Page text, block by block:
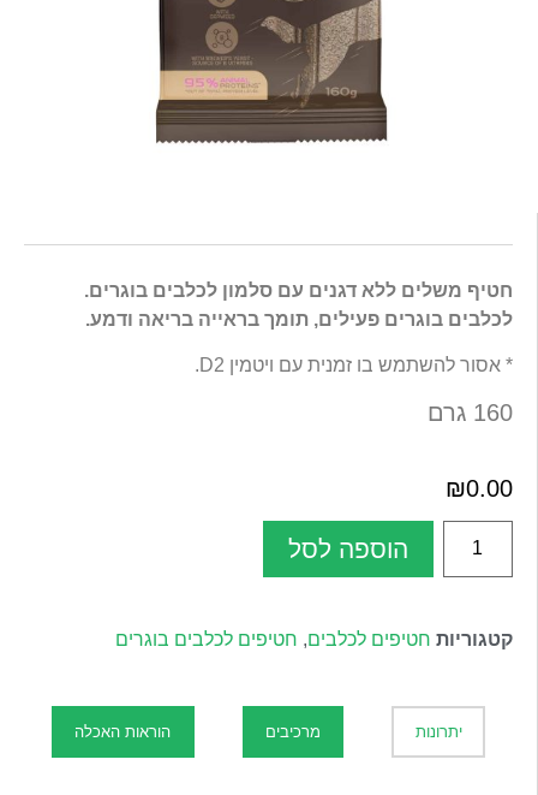
חטיף משלים ללא דגנים עם סלמון לכלבים בוגרים.
לכלבים בוגרים פעילים, תומך בראייה בריאה ודמע.
* אסור להשתמש בו זמנית עם ויטמין D2.
160 גרם
₪0.00
הוספה לסל
קטגוריות חטיפים לכלבים, חטיפים לכלבים בוגרים
יתרונות מרכיבים הוראות האכלה